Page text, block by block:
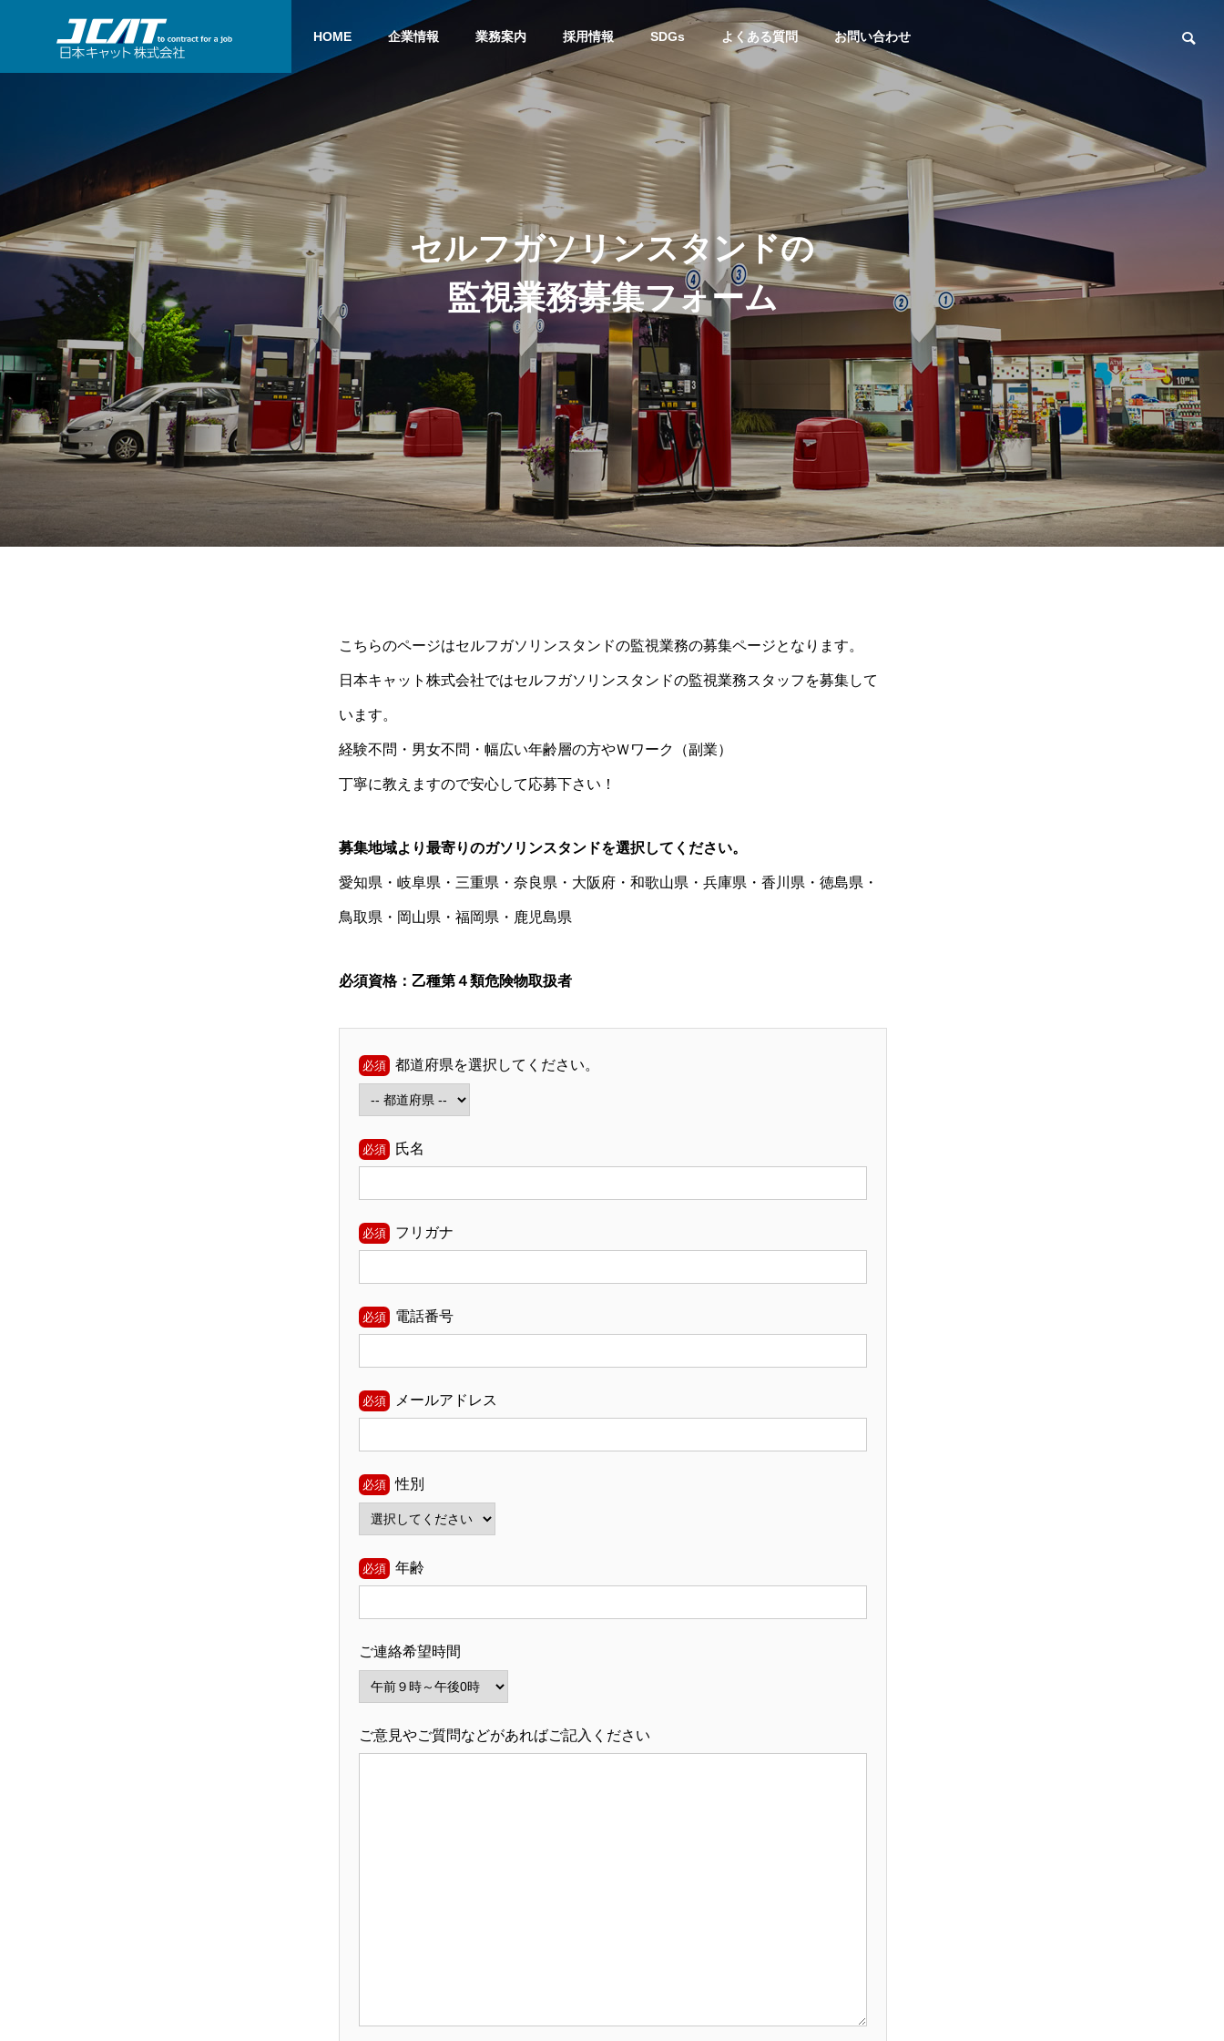
HOME 企業情報 業務案内 採用情報 SDGs よくある質問 お問い合わせ
セルフガソリンスタンドの
監視業務募集フォーム
こちらのページはセルフガソリンスタンドの監視業務の募集ページとなります。
日本キャット株式会社ではセルフガソリンスタンドの監視業務スタッフを募集して
います。
経験不問・男女不問・幅広い年齢層の方やＷワーク（副業）
丁寧に教えますので安心して応募下さい！
募集地域より最寄りのガソリンスタンドを選択してください。
愛知県・岐阜県・三重県・奈良県・大阪府・和歌山県・兵庫県・香川県・徳島県・
鳥取県・岡山県・福岡県・鹿児島県
必須資格：乙種第４類危険物取扱者
都道府県を選択してください。
氏名
フリガナ
電話番号
メールアドレス
性別
年齢
ご連絡希望時間
ご意見やご質問などがあればご記入ください